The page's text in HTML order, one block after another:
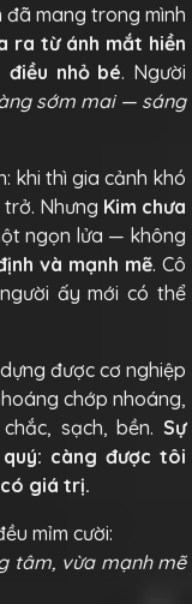
đã mang trong mình
ra từ ánh mắt hiền
nhỏ bé. Người
sớm mai — sáng
khi thì gia cảnh khó
Nhưng Kim chưa
ngọn lửa — không
và mạnh mẽ. Cô
ấy mới có thể
được cơ nghiệp
chớp nhoáng,
sạch, bền. Sự
càng được tôi
giá trị.
mỉm cười:
tâm, vừa mạnh mẽ